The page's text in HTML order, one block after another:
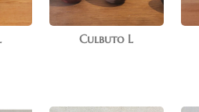
Culbuto L